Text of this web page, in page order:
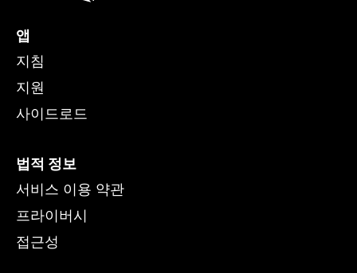
앱
지침
지원
사이드로드
법적 정보
서비스 이용 약관
프라이버시
접근성